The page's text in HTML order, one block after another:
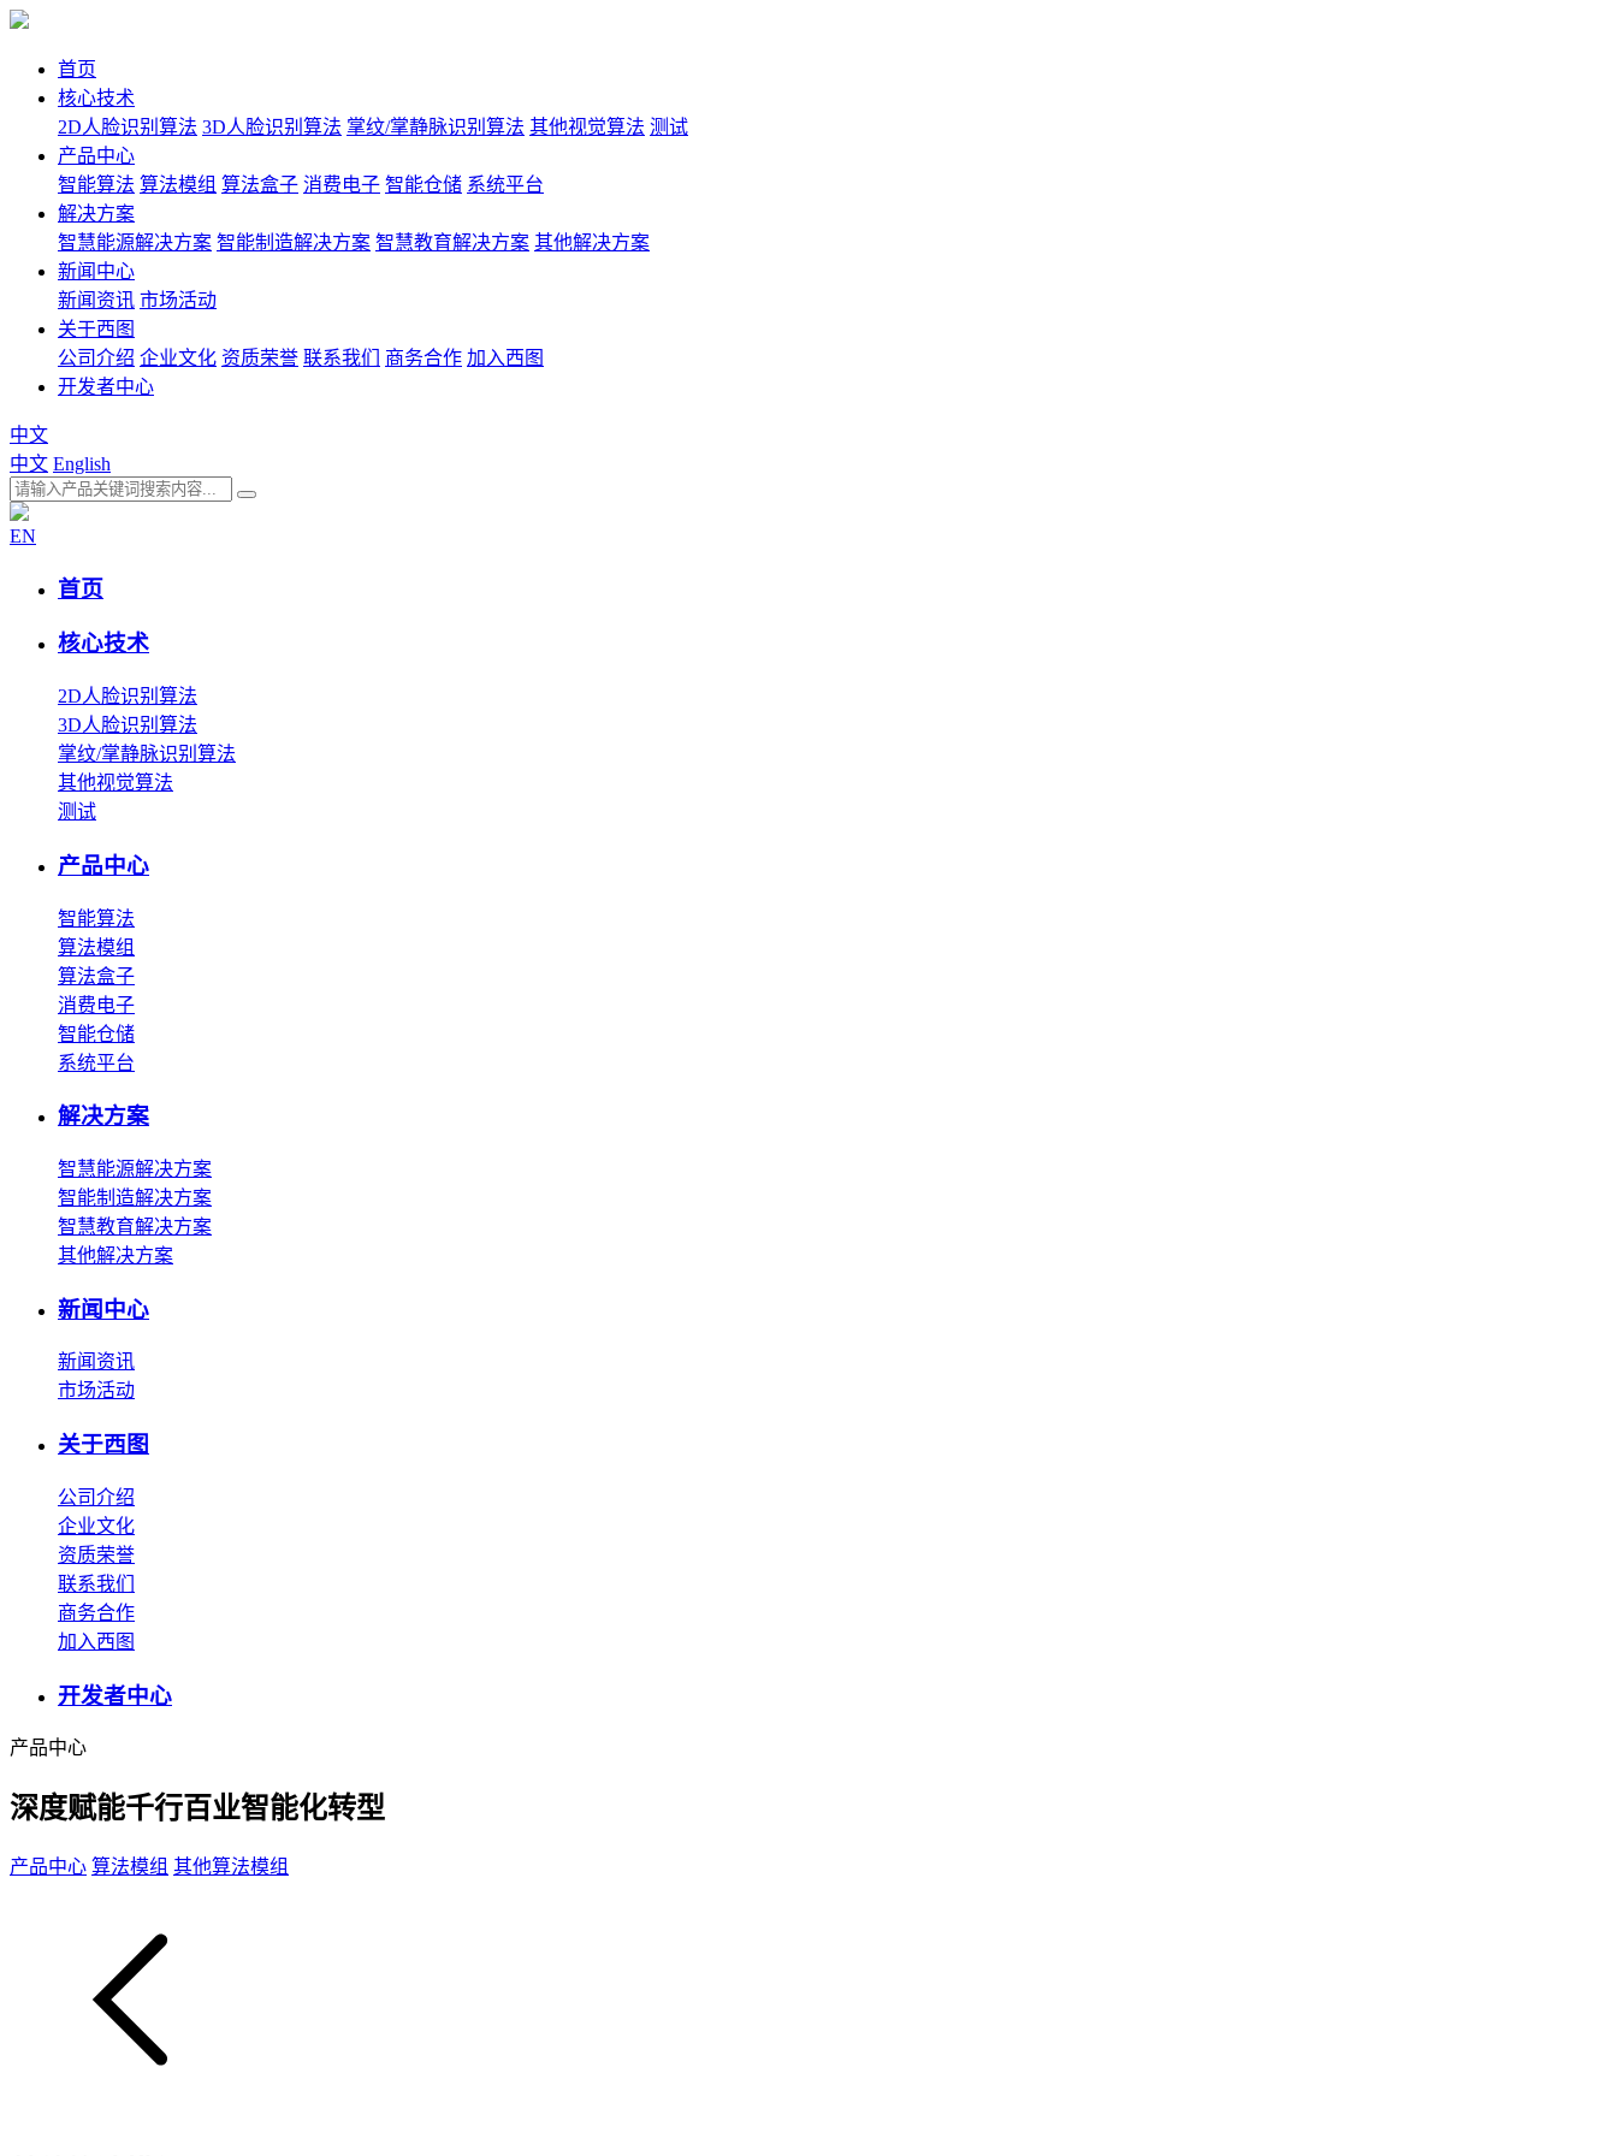
首页
核心技术
2D人脸识别算法 3D人脸识别算法 掌纹/掌静脉识别算法 其他视觉算法 测试
产品中心
智能算法 算法模组 算法盒子 消费电子 智能仓储 系统平台
解决方案
智慧能源解决方案 智能制造解决方案 智慧教育解决方案 其他解决方案
新闻中心
新闻资讯 市场活动
关于西图
公司介绍 企业文化 资质荣誉 联系我们 商务合作 加入西图
开发者中心
中文
中文 English
EN
首页
核心技术
2D人脸识别算法
3D人脸识别算法
掌纹/掌静脉识别算法
其他视觉算法
测试
产品中心
智能算法
算法模组
算法盒子
消费电子
智能仓储
系统平台
解决方案
智慧能源解决方案
智能制造解决方案
智慧教育解决方案
其他解决方案
新闻中心
新闻资讯
市场活动
关于西图
公司介绍
企业文化
资质荣誉
联系我们
商务合作
加入西图
开发者中心
产品中心
深度赋能千行百业智能化转型
产品中心 算法模组 其他算法模组